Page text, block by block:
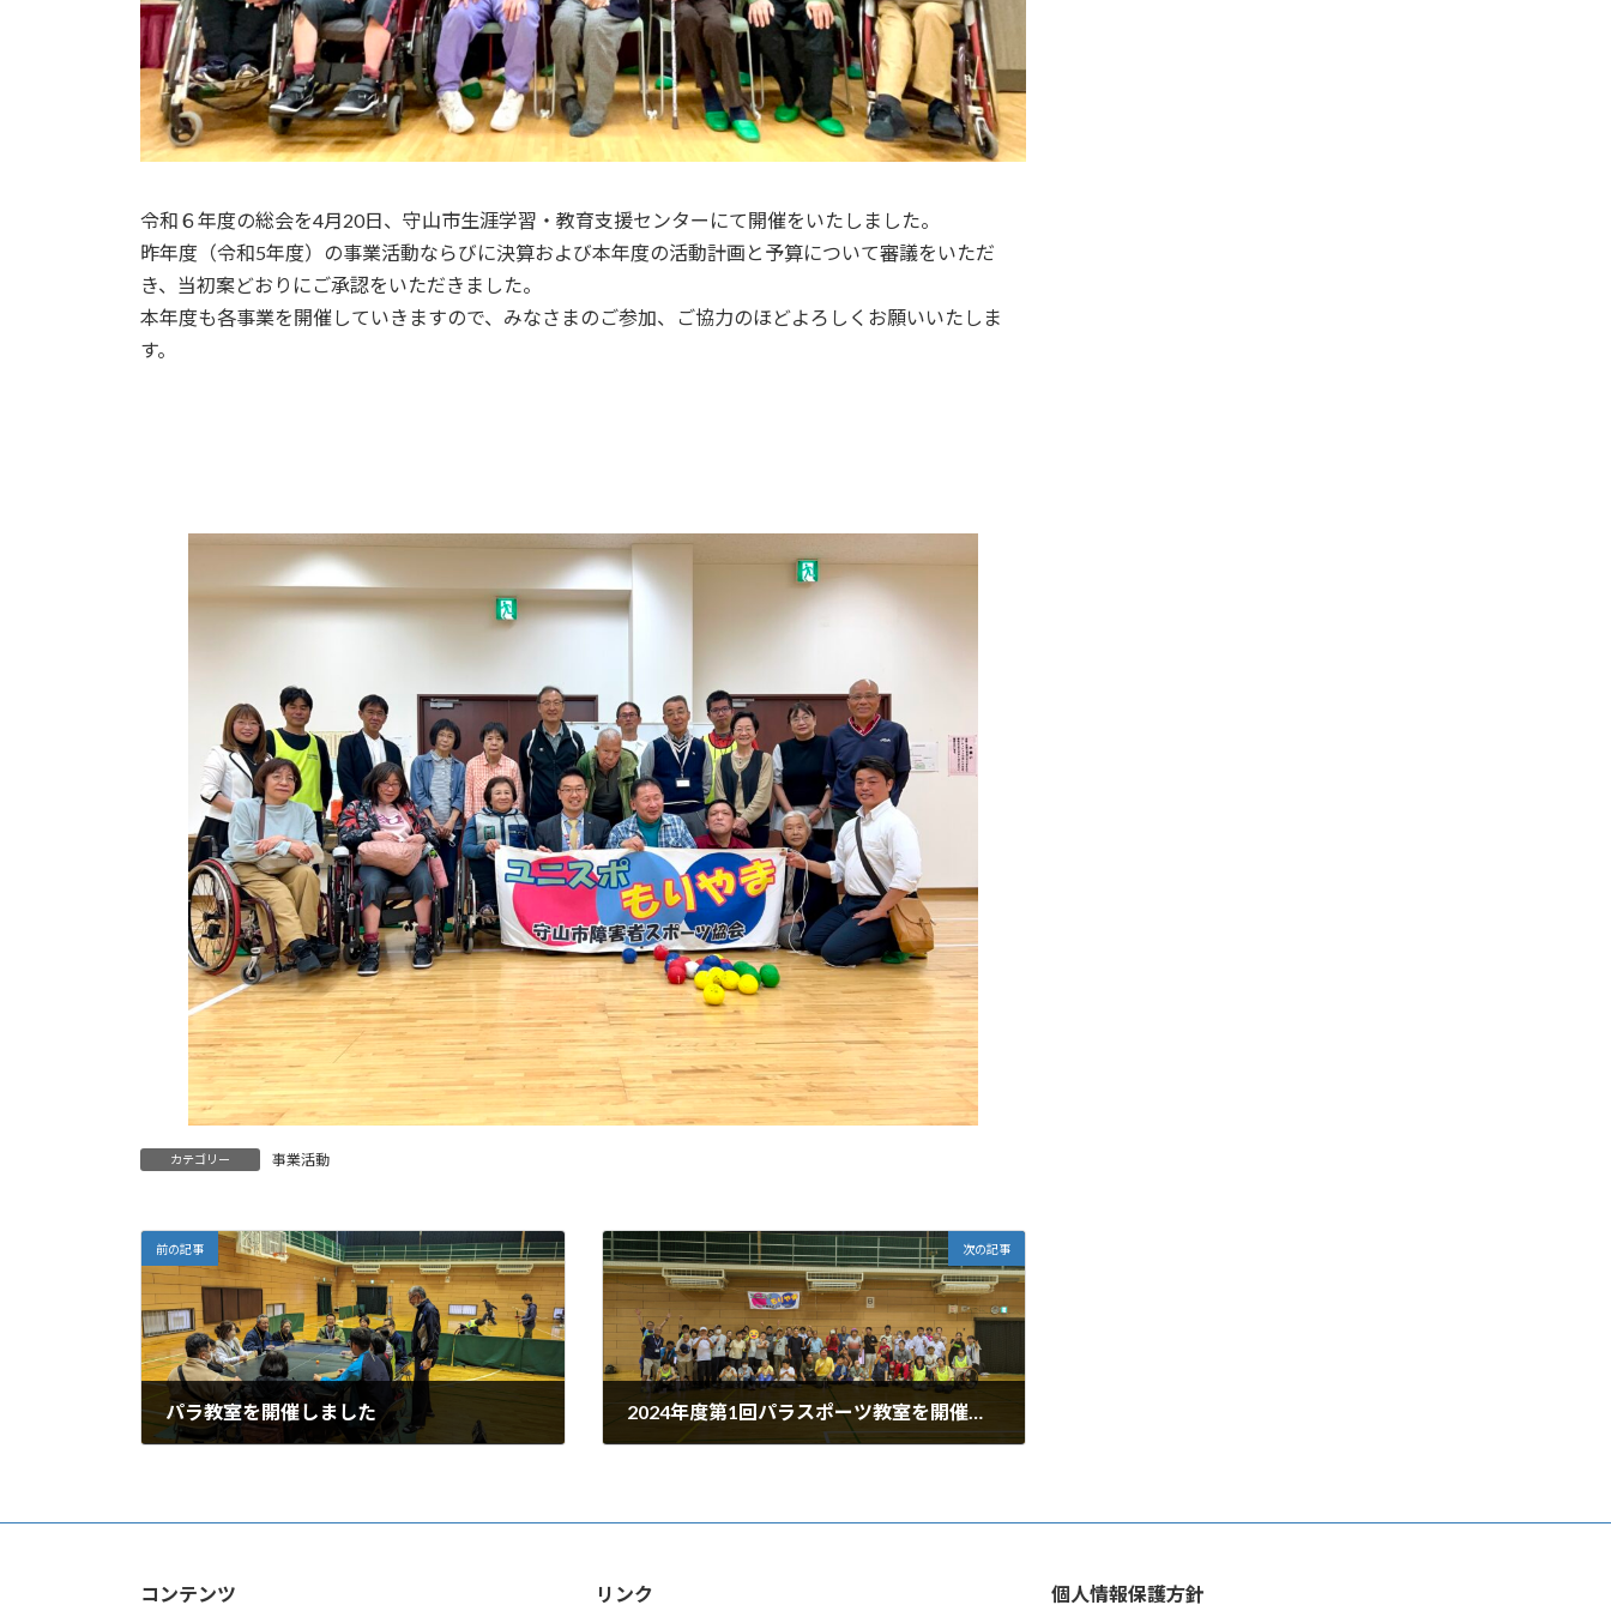
令和６年度の総会を4月20日、守山市生涯学習・教育支援センターにて開催をいたしました。
昨年度（令和5年度）の事業活動ならびに決算および本年度の活動計画と予算について審議をいただ
き、当初案どおりにご承認をいただきました。
本年度も各事業を開催していきますので、みなさまのご参加、ご協力のほどよろしくお願いいたしま
す。
カテゴリー 事業活動
前の記事
パラ教室を開催しました
次の記事
2024年度第1回パラスポーツ教室を開催しました。
コンテンツ リンク 個人情報保護方針